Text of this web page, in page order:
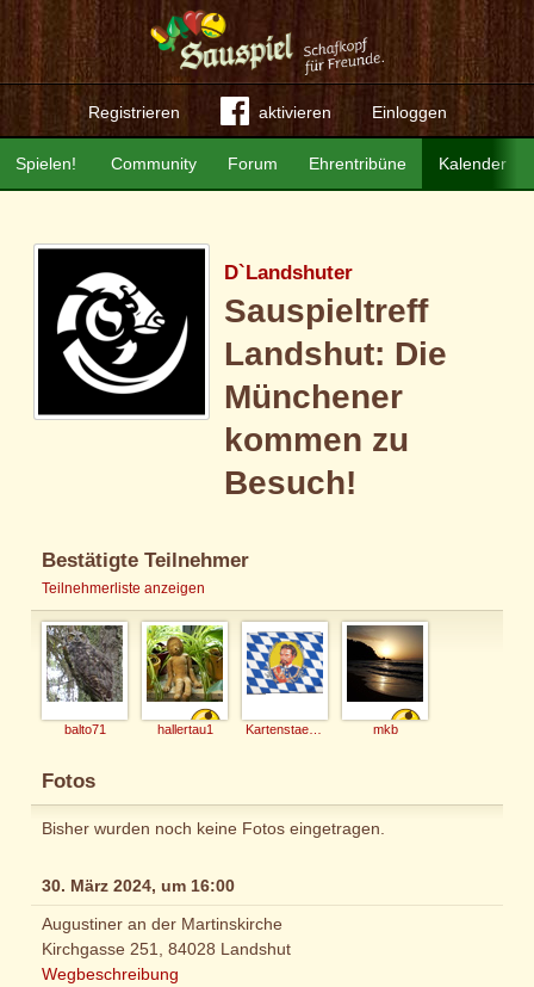
Registrieren aktivieren Einloggen
Community Forum Ehrentribüne Kalender
Spielen!
D`Landshuter
Sauspieltreff
Landshut: Die
Münchener
kommen zu
Besuch!
Bestätigte Teilnehmer
Teilnehmerliste anzeigen
balto71 hallertau1 mkb
Fotos
Bisher wurden noch keine Fotos eingetragen.
30. März 2024, um 16:00
Augustiner an der Martinskirche
Kirchgasse 251, 84028 Landshut
Wegbeschreibung